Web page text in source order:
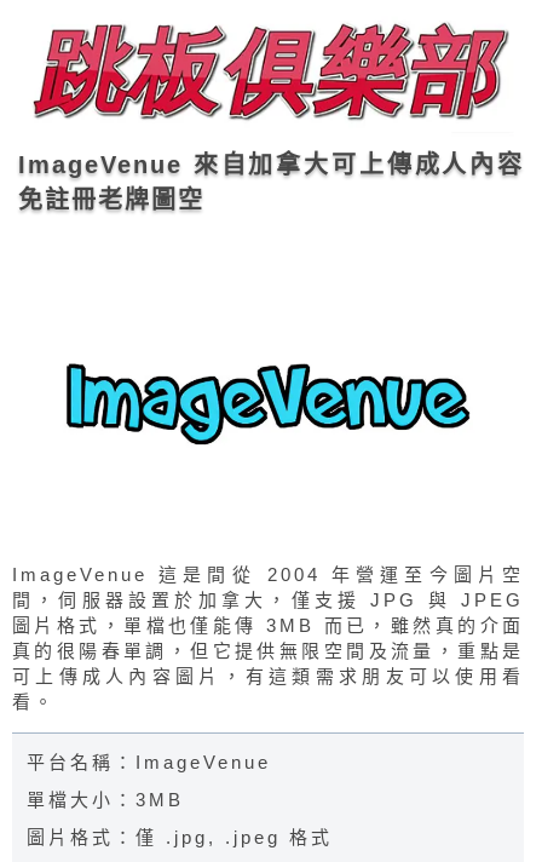
ImageVenue 來自加拿大可上傳成人內容
免註冊老牌圖空
ImageVenue 這是間從 2004 年營運至今圖片空
間，伺服器設置於加拿大，僅支援 JPG 與 JPEG
圖片格式，單檔也僅能傳 3MB 而已，雖然真的介面
真的很陽春單調，但它提供無限空間及流量，重點是
可上傳成人內容圖片，有這類需求朋友可以使用看
看。
平台名稱：ImageVenue
單檔大小：3MB
圖片格式：僅 .jpg, .jpeg 格式